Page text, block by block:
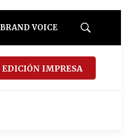
BRAND VOICE
Mostrar
EDICIÓN IMPRESA